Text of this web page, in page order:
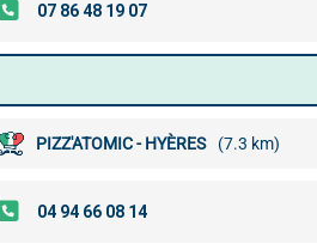
PIZZ'ATOMIC - HYÈRES (7.3 km)